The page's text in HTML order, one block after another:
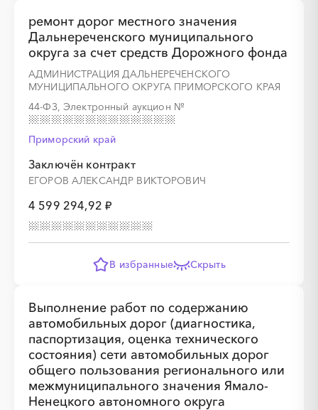
ремонт дорог местного значения
Дальнереченского муниципального
округа за счет средств Дорожного фонда
АДМИНИСТРАЦИЯ ДАЛЬНЕРЕЧЕНСКОГО
МУНИЦИПАЛЬНОГО ОКРУГА ПРИМОРСКОГО КРАЯ
44-ФЗ, Электронный аукцион №
Приморский край
Заключён контракт
ЕГОРОВ АЛЕКСАНДР ВИКТОРОВИЧ
4 599 294,92 ₽
В избранные Скрыть
Выполнение работ по содержанию
автомобильных дорог (диагностика,
паспортизация, оценка технического
состояния) сети автомобильных дорог
общего пользования регионального или
межмуниципального значения Ямало-
Ненецкого автономного округа